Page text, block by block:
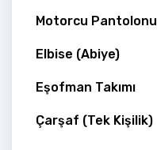
Motorcu Pantolonu
Elbise (Abiye)
Eşofman Takımı
Çarşaf (Tek Kişilik)